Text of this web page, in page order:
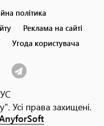
політика
Реклама на сайті
Угода користувача
Усі права захищені.